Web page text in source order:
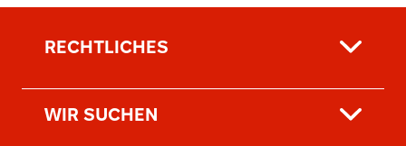
RECHTLICHES
WIR SUCHEN